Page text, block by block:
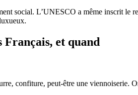
social. L’UNESCO a même inscrit le
Français, et quand
confiture, peut-être une viennoiserie.